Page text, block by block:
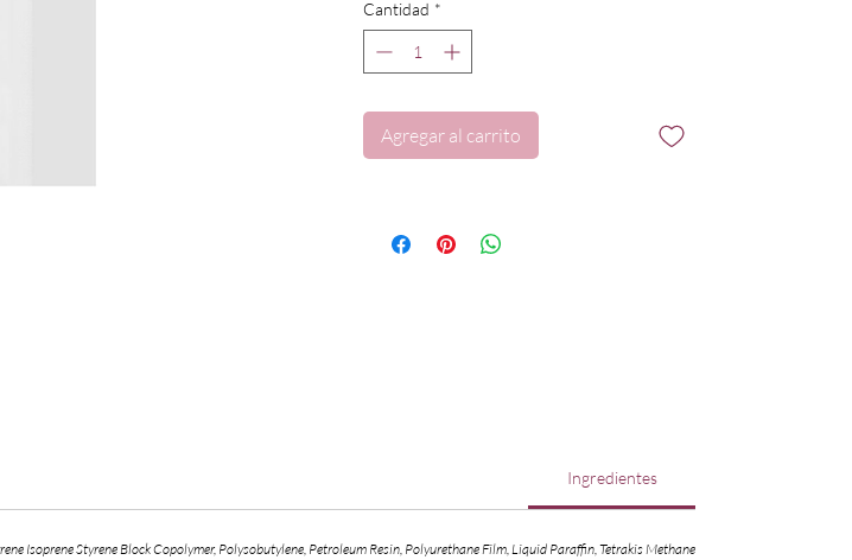
Cantidad *
Agregar al carrito
Ingredientes
Isoprene Styrene Block Copolymer, Polysobutylene, Petroleum Resin, Polyurethane Film, Liquid Paraffin, Tetrakis Methane